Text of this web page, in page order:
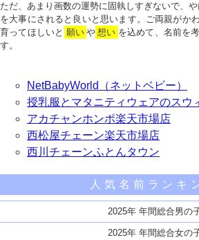
ただ、あまり画数の運勢に固執しすぎないで、
を大事にされると良いと思います。ご両親がか
育ってほしいと 願い や 想い を込めて、名前を
す。
NetBabyWorld（ネットベビー）
授乳服とマタニティウェアのスウ
アカチャンホンポ楽天市場店
西松屋チェーン楽天市場店
西川チェーンふとんタウン
人気名前ランキ
2025年 年間総合男の
2025年 年間総合女の